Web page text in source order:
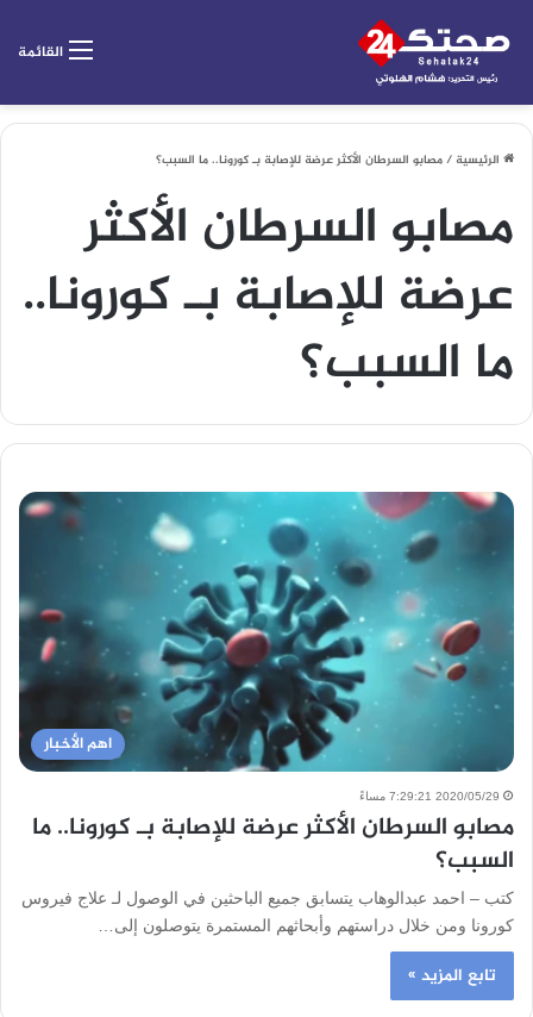
القائمة
الرئيسية/مصابو السرطان الأكثر عرضة للإصابة بـ كورونا.. ما السبب؟
مصابو السرطان الأكثر
عرضة للإصابة بـ كورونا..
ما السبب؟
اهم الأخبار
2020/05/29 7:29:21 مساءً
مصابو السرطان الأكثر عرضة للإصابة بـ كورونا.. ما
السبب؟
كتب – احمد عبدالوهاب يتسابق جميع الباحثين في الوصول لـ علاج فيروس
كورونا ومن خلال دراستهم وأبحاثهم المستمرة يتوصلون إلى…
تابع المزيد »